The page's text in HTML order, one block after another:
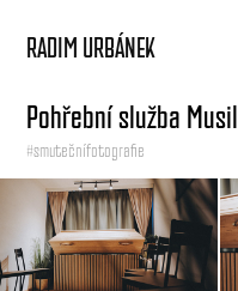
RADIM URBÁNEK
Pohřební služba Musil
#smutečnífotografie